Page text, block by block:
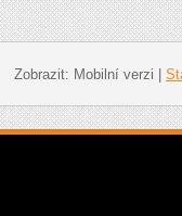
Zobrazit: Mobilní verzi